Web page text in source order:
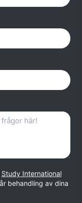
Study International
behandling av dina